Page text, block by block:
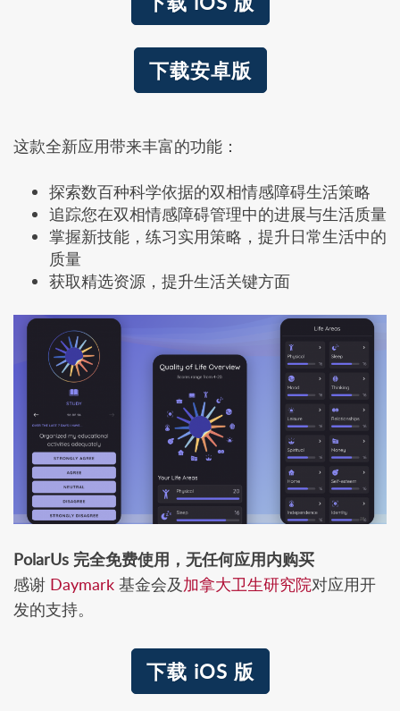
下载安卓版
这款全新应用带来丰富的功能：
探索数百种科学依据的双相情感障碍生活策略
追踪您在双相情感障碍管理中的进展与生活质量
掌握新技能，练习实用策略，提升日常生活中的
质量
获取精选资源，提升生活关键方面
PolarUs 完全免费使用，无任何应用内购买
感谢 Daymark 基金会及加拿大卫生研究院对应用开
发的支持。
下载 iOS 版